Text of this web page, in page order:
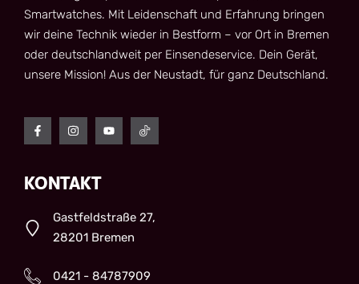
Smartwatches. Mit Leidenschaft und Erfahrung bringen
wir deine Technik wieder in Bestform – vor Ort in Bremen
oder deutschlandweit per Einsendeservice. Dein Gerät,
unsere Mission! Aus der Neustadt, für ganz Deutschland.
KONTAKT
Gastfeldstraße 27,
28201 Bremen
0421 - 84787909